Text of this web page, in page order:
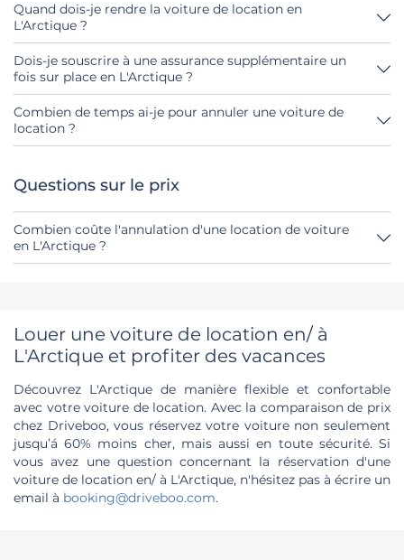
Louer une voiture de location en/ à
L'Arctique et profiter des vacances
Découvrez L'Arctique de manière flexible et confortable
avec votre voiture de location. Avec la comparaison de prix
chez Driveboo, vous réservez votre voiture non seulement
jusqu’á 60% moins cher, mais aussi en toute sécurité. Si
vous avez une question concernant la réservation d'une
voiture de location en/ à L'Arctique, n'hésitez pas à écrire un
email à booking@driveboo.com.
Quand dois-je rendre la voiture de location en
L'Arctique ?
En principe, tu peux rendre la voiture de location à
n'importe quel moment de la journée. Il est seulement
important que tu ne rendes pas la voiture de location
plus tard que le délai indiqué lors de la réservation.
Dois-je souscrire à une assurance supplémentaire un
fois sur place en L'Arctique ?
Réserve de préférence l'assurance casco complète sans
franchise par notre intermédiaire. Ainsi, tu n'auras pas
besoin de souscrire une autre assurance sur place.
Combien de temps ai-je pour annuler une voiture de
location ?
Tu as jusqu'à 24 heures avant la location pour annuler,
Questions sur le prix
Combien coûte l'annulation d'une location de voiture
en L'Arctique ?
Jusqu'à 24 heures avant la location, l'annulation pendant